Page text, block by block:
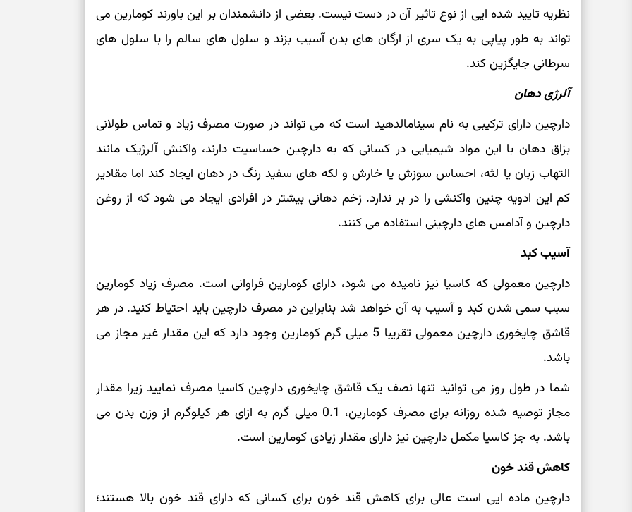
نظریه تایید شده ایی از نوع تاثیر آن در دست نیست. بعضی از دانشمندان بر این باورند کومارین می
تواند به طور پیاپی به یک سری از ارگان های بدن آسیب بزند و سلول های سالم را با سلول های
سرطانی جایگزین کند.
آلرژی دهان
دارچین دارای ترکیبی به نام سینامالدهید است که می تواند در صورت مصرف زیاد و تماس طولانی
بزاق دهان با این مواد شیمیایی در کسانی که به دارچین حساسیت دارند، واکنش آلرژیک مانند
التهاب زبان یا لثه، احساس سوزش یا خارش و لکه های سفید رنگ در دهان ایجاد کند اما مقادیر
کم این ادویه چنین واکنشی را در بر ندارد. زخم دهانی بیشتر در افرادی ایجاد می شود که از روغن
دارچین و آدامس های دارچینی استفاده می کنند.
آسیب کبد
دارچین معمولی که کاسیا نیز نامیده می شود، دارای کومارین فراوانی است. مصرف زیاد کومارین
سبب سمی شدن کبد و آسیب به آن خواهد شد بنابراین در مصرف دارچین باید احتیاط کنید. در هر
قاشق چایخوری دارچین معمولی تقریبا 5 میلی گرم کومارین وجود دارد که این مقدار غیر مجاز می
باشد.
شما در طول روز می توانید تنها نصف یک قاشق چایخوری دارچین کاسیا مصرف نمایید زیرا مقدار
مجاز توصیه شده روزانه برای مصرف کومارین، 0.1 میلی گرم به ازای هر کیلوگرم از وزن بدن می
باشد. به جز کاسیا مکمل دارچین نیز دارای مقدار زیادی کومارین است.
کاهش قند خون
دارچین ماده ایی است عالی برای کاهش قند خون برای کسانی که دارای قند خون بالا هستند؛